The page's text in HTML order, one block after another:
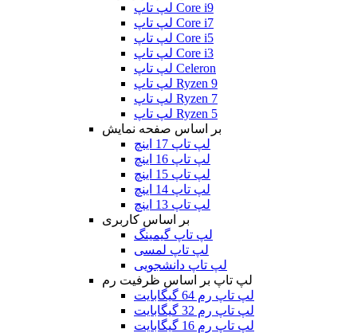
لپ تاپ Core i9
لپ تاپ Core i7
لپ تاپ Core i5
لپ تاپ Core i3
لپ تاپ Celeron
لپ تاپ Ryzen 9
لپ تاپ Ryzen 7
لپ تاپ Ryzen 5
بر اساس صفحه نمایش
لپ تاپ 17 اینچ
لپ تاپ 16 اینچ
لپ تاپ 15 اینچ
لپ تاپ 14 اینچ
لپ تاپ 13 اینچ
بر اساس کاربری
لپ تاپ گیمینگ
لپ تاپ لمسی
لپ تاپ دانشجویی
لپ تاپ بر اساس ظرفیت رم
لپ تاپ رم 64 گیگابایت
لپ تاپ رم 32 گیگابایت
لپ تاپ رم 16 گیگابایت